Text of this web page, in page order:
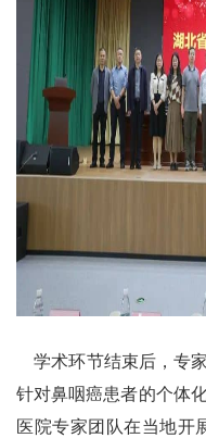
学术环节结束后，专
针对鼻咽癌患者的个体
医院专家团队在当地开